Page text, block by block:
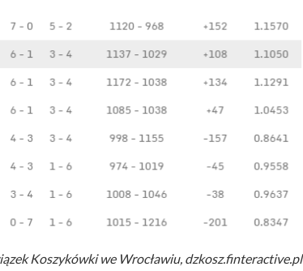
Koszykówki we Wrocławiu, dzkosz.finteractive.pl